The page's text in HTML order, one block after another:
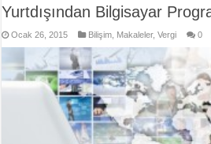
Yurtdışından Bilgisayar
Ocak 26, 2015 Bilişim Makaleler,Vergi 0